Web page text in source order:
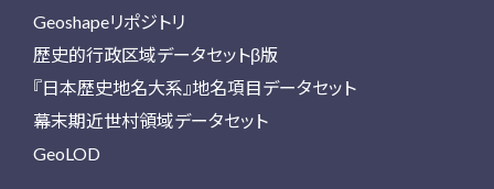
Geoshapeリポジトリ
歴史的行政区域データセットβ版
『日本歴史地名大系』地名項目データセット
幕末期近世村領域データセット
GeoLOD